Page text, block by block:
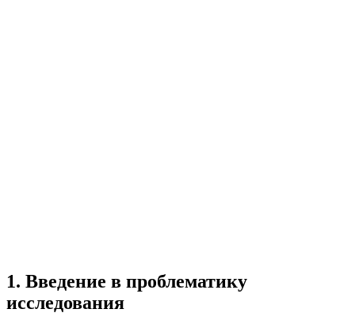
1. Введение в проблематику
исследования